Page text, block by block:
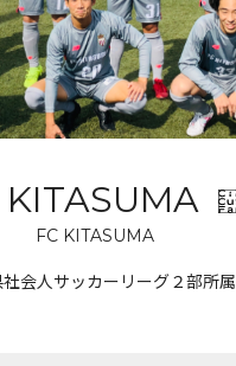
KITASUMA
FC KITASUMA
会人サッカーリーグ２部所属